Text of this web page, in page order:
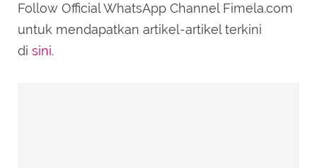
Follow Official WhatsApp Channel Fimela.com
untuk mendapatkan artikel-artikel terkini
di sini.